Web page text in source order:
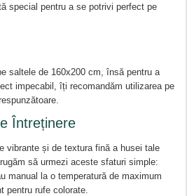
special pentru a se potrivi perfect pe
saltele de 160x200 cm, însă pentru a
impecabil, îți recomandăm utilizarea pe
Întreținere
vibrante și de textura fină a husei tale
să urmezi aceste sfaturi simple:
manual la o temperatură de maximum
pentru rufe colorate.